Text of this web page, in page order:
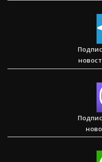
Два часа, которые
(Стэн и Лана — Иисус без
Спасаем.
достичь цели в $10 000